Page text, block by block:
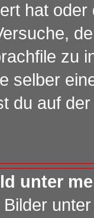
hat
zu
selber
du auf
unter